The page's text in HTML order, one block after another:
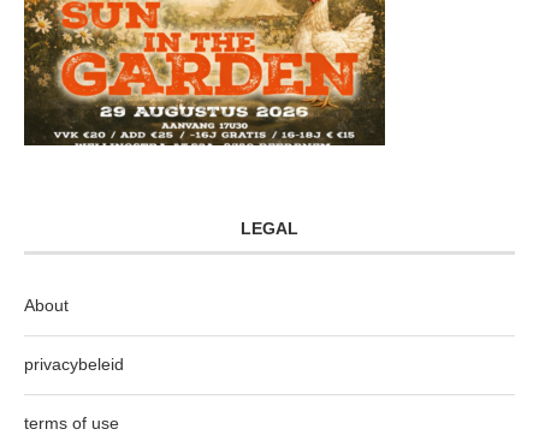
LEGAL
About
privacybeleid
terms of use